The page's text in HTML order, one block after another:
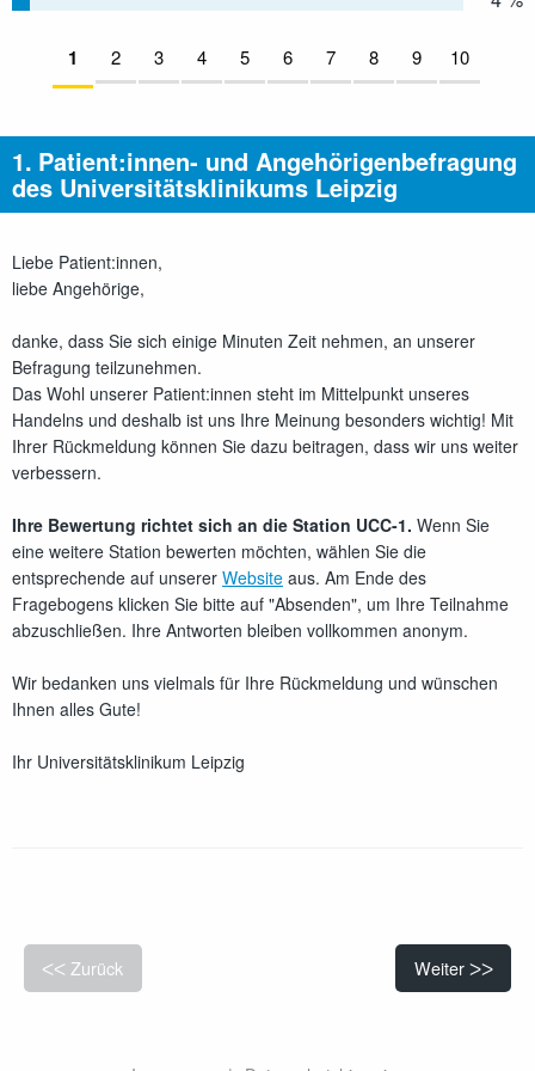
Seiten:Aktuelle Seite:
1
zum
Inhalt
2 nicht beantwortet
3 nicht beantwortet
4 nicht beantwortet
5 nicht beantwortet
6 nicht beantwortet
7 nicht beantwortet
8 nicht beantwortet
9 nicht
10
1. Patient:innen- und Angehörigenbefragung
des Universitätsklinikums Leipzig
Liebe Patient:innen,
liebe Angehörige,
danke, dass Sie sich einige Minuten Zeit nehmen, an unserer
Befragung teilzunehmen.
Das Wohl unserer Patient:innen steht im Mittelpunkt unseres
Handelns und deshalb ist uns Ihre Meinung besonders wichtig! Mit
Ihrer Rückmeldung können Sie dazu beitragen, dass wir uns weiter
verbessern.
Ihre Bewertung richtet sich an die Station UCC-1. Wenn Sie
eine weitere Station bewerten möchten, wählen Sie die
entsprechende auf unserer Website aus. Am Ende des
Fragebogens klicken Sie bitte auf "Absenden", um Ihre Teilnahme
abzuschließen. Ihre Antworten bleiben vollkommen anonym.
Wir bedanken uns vielmals für Ihre Rückmeldung und wünschen
Ihnen alles Gute!
Ihr Universitätsklinikum Leipzig